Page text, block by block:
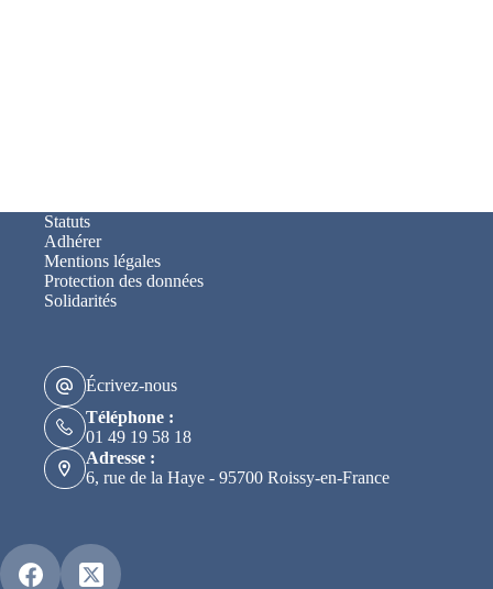
Statuts
Adhérer
Mentions légales
Protection des données
Solidarités
Écrivez-nous
Téléphone :
01 49 19 58 18
Adresse :
6, rue de la Haye - 95700 Roissy-en-France